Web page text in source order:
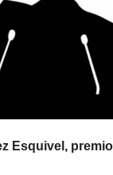
Esquivel,